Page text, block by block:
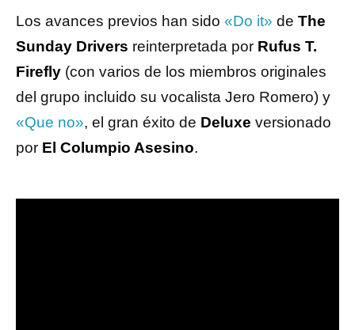
Los avances previos han sido «Do it» de The
Sunday Drivers reinterpretada por Rufus T.
Firefly (con varios de los miembros originales
del grupo incluido su vocalista Jero Romero) y
«Que no», el gran éxito de Deluxe versionado
por El Columpio Asesino.